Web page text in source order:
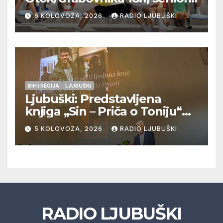
Pregrađa u četvrtfinalu,
Veljaci i Cerno/Crnopod u
doigravanju, Grljevići završili
natjecanje
6 KOLOVOZA, 2026 RADIO LJUBUŠKI
BIH I REGIJA LJUBUŠKI
Ljubuški: Predstavljena
knjiga „Sin – Priča o Toniju“
dr. sc. Zdenka Hercega
5 KOLOVOZA, 2026 RADIO LJUBUŠKI
RADIO LJUBUŠKI